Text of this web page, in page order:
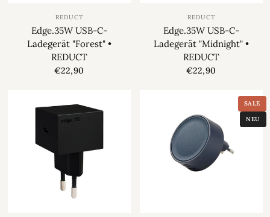
REDUCT
Edge.35W USB-C-
Ladegerät "Forest" •
REDUCT
€22,90
REDUCT
Edge.35W USB-C-
Ladegerät "Midnight" •
REDUCT
€22,90
SALE
NEU